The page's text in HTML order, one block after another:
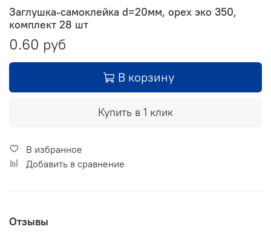
Заглушка-самоклейка d=20мм, орех эко 350,
комплект 28 шт
0.60 руб
В корзину
Купить в 1 клик
В избранное
Добавить в сравнение
Отзывы